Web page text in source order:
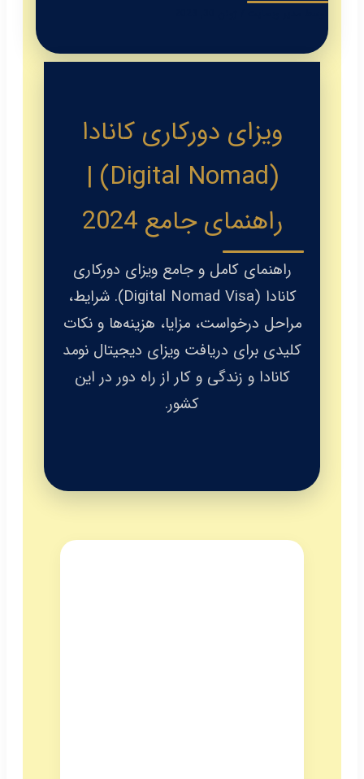
ویزای دورکاری کانادا
(Digital Nomad) |
راهنمای جامع 2024
راهنمای کامل و جامع ویزای دورکاری
کانادا (Digital Nomad Visa). شرایط،
مراحل درخواست، مزایا، هزینه‌ها و نکات
کلیدی برای دریافت ویزای دیجیتال نومد
کانادا و زندگی و کار از راه دور در این
کشور.